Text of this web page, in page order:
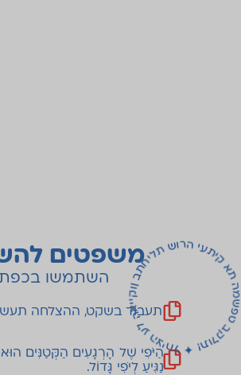
משפטים
השתמשולחיצה על האייקון בתחילת שורה יעתיק את המשפט בקלות! ✦תעבוד בשקט, ההצלחה
הַיֹּפִי שֶׁל הָרְגָעִים הַקְּטַנִּים
נַגִּיעַ לְיֹפִי גָּדוֹל.